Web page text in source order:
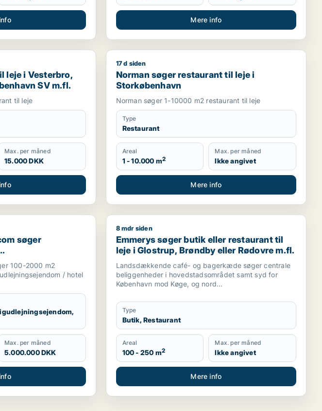
Mere info
i Vesterbro, Frederiksberg eller København SV m.fl.
leje i Vesterbro,
SV m.fl.
til leje
Max. per måned
15.000 DKK
Norman søger restaurant til leje i Storkøbenhavn
17 d siden
Norman søger restaurant til leje i
Storkøbenhavn
Norman søger 1-10000 m2 restaurant til leje
Type
Restaurant
Areal
1 - 10.000 m2
Max. per måned
Ikke angivet
Mere info
hotel, produktionslokaler eller garage til salg i Storkøbenhavn
søger værksted, restaurant, boligudlejningsejendom eller hotel til salg i
søger
eller hotel til salg
100-2000 m2
/ hotel
Max. per måned
5.000.000 DKK
Emmerys søger butik eller restaurant til leje i
8 mdr siden
Emmerys søger butik eller restaurant til
leje i Glostrup, Brøndby eller Rødovre m.fl.
Landsdækkende café- og bagerkæde søger centrale
beliggenheder i hovedstadsområdet samt syd for
København mod Køge, og nord...
Type
Butik, Restaurant
Areal
100 - 250 m2
Max. per måned
Ikke angivet
Mere info